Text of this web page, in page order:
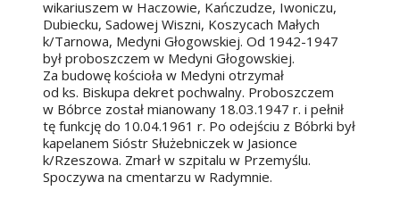
wikariuszem w Haczowie, Kańczudze, Iwoniczu,
Dubiecku, Sadowej Wiszni, Koszycach Małych
k/Tarnowa, Medyni Głogowskiej. Od 1942-1947
był proboszczem w Medyni Głogowskiej.
Za budowę kościoła w Medyni otrzymał
od ks. Biskupa dekret pochwalny. Proboszczem
w Bóbrce został mianowany 18.03.1947 r. i pełnił
tę funkcję do 10.04.1961 r. Po odejściu z Bóbrki był
kapelanem Sióstr Służebniczek w Jasionce
k/Rzeszowa. Zmarł w szpitalu w Przemyślu.
Spoczywa na cmentarzu w Radymnie.